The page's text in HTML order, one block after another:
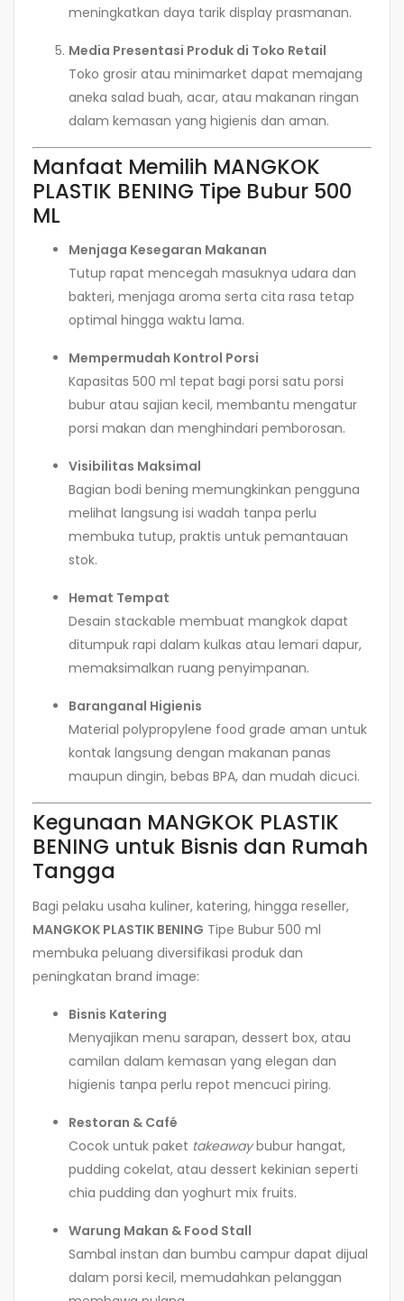
meningkatkan daya tarik display prasmanan.
Media Presentasi Produk di Toko Retail
Toko grosir atau minimarket dapat memajang
aneka salad buah, acar, atau makanan ringan
dalam kemasan yang higienis dan aman.
Manfaat Memilih MANGKOK
PLASTIK BENING Tipe Bubur 500
ML
Menjaga Kesegaran Makanan
Tutup rapat mencegah masuknya udara dan
bakteri, menjaga aroma serta cita rasa tetap
optimal hingga waktu lama.
Mempermudah Kontrol Porsi
Kapasitas 500 ml tepat bagi porsi satu porsi
bubur atau sajian kecil, membantu mengatur
porsi makan dan menghindari pemborosan.
Visibilitas Maksimal
Bagian bodi bening memungkinkan pengguna
melihat langsung isi wadah tanpa perlu
membuka tutup, praktis untuk pemantauan
stok.
Hemat Tempat
Desain stackable membuat mangkok dapat
ditumpuk rapi dalam kulkas atau lemari dapur,
memaksimalkan ruang penyimpanan.
Baranganal Higienis
Material polypropylene food grade aman untuk
kontak langsung dengan makanan panas
maupun dingin, bebas BPA, dan mudah dicuci.
Kegunaan MANGKOK PLASTIK
BENING untuk Bisnis dan Rumah
Tangga
Bagi pelaku usaha kuliner, katering, hingga reseller,
MANGKOK PLASTIK BENING Tipe Bubur 500 ml
membuka peluang diversifikasi produk dan
peningkatan brand image:
Bisnis Katering
Menyajikan menu sarapan, dessert box, atau
camilan dalam kemasan yang elegan dan
higienis tanpa perlu repot mencuci piring.
Restoran & Café
Cocok untuk paket takeawaybubur hangat,
pudding cokelat, atau dessert kekinian seperti
chia pudding dan yoghurt mix fruits.
Warung Makan & Food Stall
Sambal instan dan bumbu campur dapat dijual
dalam porsi kecil, memudahkan pelanggan